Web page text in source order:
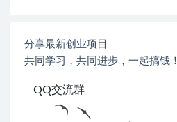
分享最新创业项目
共同学习，共同进步，一起搞钱！
QQ交流群